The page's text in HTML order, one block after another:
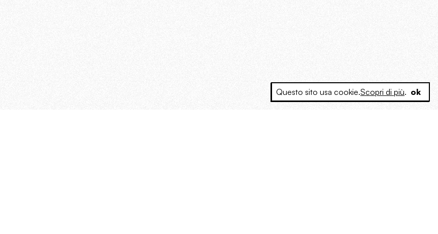
Questo sito usa cookie.Scopri di più. ok